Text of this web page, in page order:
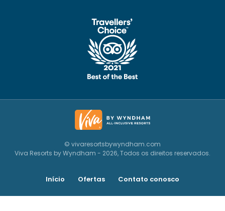
© vivaresortsbywyndham.com
Viva Resorts by Wyndham - 2026, Todos os direitos reservados.
Início Ofertas Contato conosco